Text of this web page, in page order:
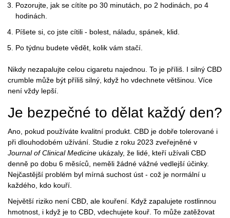
Pozorujte, jak se cítíte po 30 minutách, po 2 hodinách, po 4
hodinách.
Píšete si, co jste cítili - bolest, náladu, spánek, klid.
Po týdnu budete vědět, kolik vám stačí.
Nikdy nezapalujte celou cigaretu najednou. To je příliš. I silný CBD
crumble může být příliš silný, když ho vdechnete většinou. Více
není vždy lepší.
Je bezpečné to dělat každý den?
Ano, pokud používáte kvalitní produkt. CBD je dobře tolerované i
při dlouhodobém užívání. Studie z roku 2023 zveřejněné v
Journal of Clinical Medicine ukázaly, že lidé, kteří užívali CBD
denně po dobu 6 měsíců, neměli žádné vážné vedlejší účinky.
Nejčastější problém byl mírná suchost úst - což je normální u
každého, kdo kouří.
Největší riziko není CBD, ale kouření. Když zapalujete rostlinnou
hmotnost, i když je to CBD, vdechujete kouř. To může zatěžovat